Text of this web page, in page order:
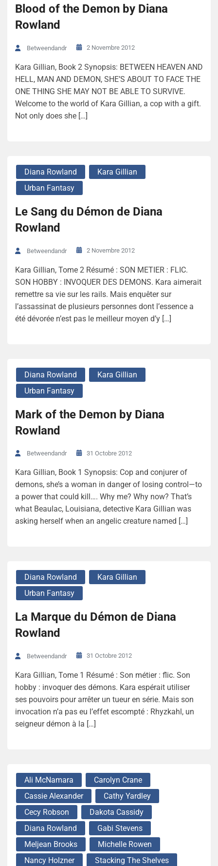
Blood of the Demon by Diana
Rowland
Betweendandr 2 Novembre 2012
Kara Gillian, Book 2 Synopsis: BETWEEN HEAVEN AND
HELL, MAN AND DEMON, SHE’S ABOUT TO FACE THE
ONE THING SHE MAY NOT BE ABLE TO SURVIVE.
Welcome to the world of Kara Gillian, a cop with a gift.
Not only does she […]
Diana Rowland
Kara Gillian
Urban Fantasy
Le Sang du Démon de Diana
Rowland
Betweendandr 2 Novembre 2012
Kara Gillian, Tome 2 Résumé : SON METIER : FLIC.
SON HOBBY : INVOQUER DES DEMONS. Kara aimerait
remettre sa vie sur les rails. Mais enquêter sur
l’assassinat de plusieurs personnes dont l’essence a
été dévorée n’est pas le meilleur moyen d’y […]
Diana Rowland
Kara Gillian
Urban Fantasy
Mark of the Demon by Diana
Rowland
Betweendandr 31 Octobre 2012
Kara Gillian, Book 1 Synopsis: Cop and conjurer of
demons, she’s a woman in danger of losing control—to
a power that could kill…. Why me? Why now? That’s
what Beaulac, Louisiana, detective Kara Gillian was
asking herself when an angelic creature named […]
Diana Rowland
Kara Gillian
Urban Fantasy
La Marque du Démon de Diana
Rowland
Betweendandr 31 Octobre 2012
Kara Gillian, Tome 1 Résumé : Son métier : flic. Son
hobby : invoquer des démons. Kara espérait utiliser
ses pouvoirs pour arrêter un tueur en série. Mais son
invocation n’a pas eu l’effet escompté : Rhyzkahl, un
seigneur démon à la […]
Ali McNamara
Carolyn Crane
Cassie Alexander
Cathy Yardley
Cecy Robson
Dakota Cassidy
Diana Rowland
Gabi Stevens
Meljean Brooks
Michelle Rowen
Nancy Holzner
Stacking The Shelves